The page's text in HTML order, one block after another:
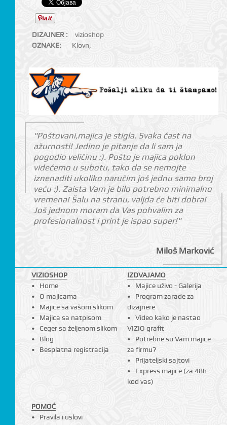
DIZAJNER :
vizioshop
OZNAKE:
Klovn,
"Poštovani,majica je stigla. Svaka čast na
ažurnosti! Jedino je pitanje da li sam ja
pogodio veličinu :). Pošto je majica poklon
videćemo u subotu, tako da se nemojte
iznenaditi ukoliko naručim još jednu samo broj
veću :). Zaista Vam je bilo potrebno minimalno
vremena! Šalu na stranu, valjda će biti dobra!
Još jednom moram da Vas pohvalim za
profesionalnost i print je ispao super!"
Miloš Marković
VIZIOSHOP
Home
O majicama
Majice sa vašom slikom
Majica sa natpisom
Ceger sa željenom slikom
Blog
Besplatna registracija
IZDVAJAMO
Majice uživo - Galerija
Program zarade za
dizajnere
Video kako je nastao
VIZIO grafit
Potrebne su Vam majice
za firmu?
Prijateljski sajtovi
Express majice (za 48h
kod vas)
POMOĆ
Pravila i uslovi